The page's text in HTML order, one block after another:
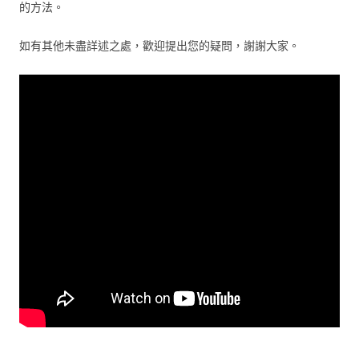
的方法。
如有其他未盡詳述之處，歡迎提出您的疑問，謝謝大家。